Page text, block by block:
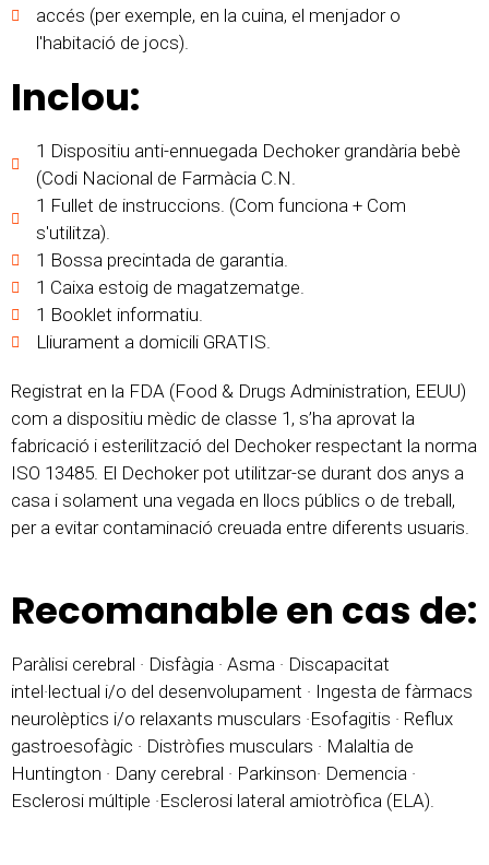
accés (per exemple, en la cuina, el menjador o
l'habitació de jocs).
Inclou:
1 Dispositiu anti-ennuegada Dechoker grandària bebè
(Codi Nacional de Farmàcia C.N.
1 Fullet de instruccions. (Com funciona + Com
s'utilitza).
1 Bossa precintada de garantia.
1 Caixa estoig de magatzematge.
1 Booklet informatiu.
Lliurament a domicili GRATIS.
Registrat en la FDA (Food & Drugs Administration, EEUU)
com a dispositiu mèdic de classe 1, s’ha aprovat la
fabricació i esterilització del Dechoker respectant la norma
ISO 13485. El Dechoker pot utilitzar-se durant dos anys a
casa i solament una vegada en llocs públics o de treball,
per a evitar contaminació creuada entre diferents usuaris.
Recomanable en cas de:
Paràlisi cerebral · Disfàgia · Asma · Discapacitat
intel·lectual i/o del desenvolupament · Ingesta de fàrmacs
neurolèptics i/o relaxants musculars ·Esofagitis · Reflux
gastroesofàgic · Distròfies musculars · Malaltia de
Huntington · Dany cerebral · Parkinson· Demencia ·
Esclerosi múltiple ·Esclerosi lateral amiotròfica (ELA).